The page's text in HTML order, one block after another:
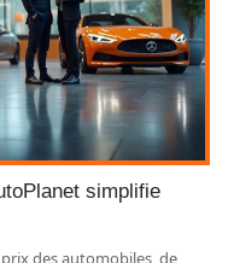
simplifie
des automobiles, de